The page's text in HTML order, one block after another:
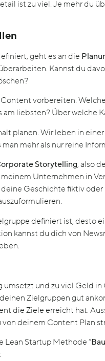
ist zu viel. Je mehr du
geht es an die
Kannst du
vorbereiten.
liebsten? Über welche
planen. Wir leben in
mehr als nur reine
Storytelling, also
Unternehmen in
Geschichte fiktiv
definiert ist, desto
kannst du dich von
umsetzt und zu viel Geld
Zielgruppen gut
die Ziele erreicht hat.
deinem Content Plan
Lean Startup Methode “